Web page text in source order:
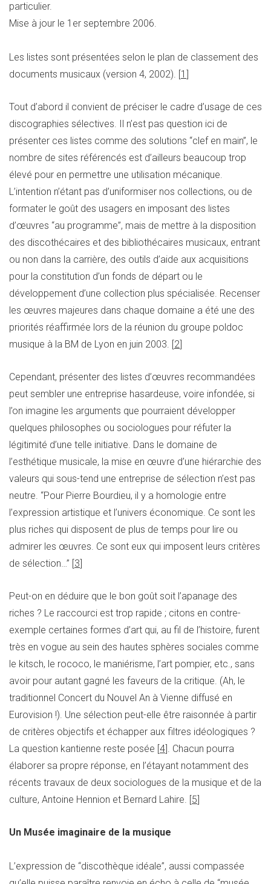
particulier.
Mise à jour le 1er septembre 2006.
Les listes sont présentées selon le plan de classement des
documents musicaux (version 4, 2002). [1 ]
Tout d’abord il convient de préciser le cadre d’usage de ces
discographies sélectives. Il n’est pas question ici de
présenter ces listes comme des solutions “clef en main”, le
nombre de sites référencés est d’ailleurs beaucoup trop
élevé pour en permettre une utilisation mécanique.
L’intention n’étant pas d’uniformiser nos collections, ou de
formater le goût des usagers en imposant des listes
d’œuvres “au programme”, mais de mettre à la disposition
des discothécaires et des bibliothécaires musicaux, entrant
ou non dans la carrière, des outils d’aide aux acquisitions
pour la constitution d’un fonds de départ ou le
développement d’une collection plus spécialisée. Recenser
les œuvres majeures dans chaque domaine a été une des
priorités réaffirmée lors de la réunion du groupe poldoc
musique à la BM de Lyon en juin 2003. [2]
Cependant, présenter des listes d’œuvres recommandées
peut sembler une entreprise hasardeuse, voire infondée, si
l’on imagine les arguments que pourraient développer
quelques philosophes ou sociologues pour réfuter la
légitimité d’une telle initiative. Dans le domaine de
l’esthétique musicale, la mise en œuvre d’une hiérarchie des
valeurs qui sous-tend une entreprise de sélection n’est pas
neutre. “Pour Pierre Bourdieu, il y a homologie entre
l’expression artistique et l’univers économique. Ce sont les
plus riches qui disposent de plus de temps pour lire ou
admirer les œuvres. Ce sont eux qui imposent leurs critères
de sélection…” [3]
Peut-on en déduire que le bon goût soit l’apanage des
riches ? Le raccourci est trop rapide ; citons en contre-
exemple certaines formes d’art qui, au fil de l’histoire, furent
très en vogue au sein des hautes sphères sociales comme
le kitsch, le rococo, le maniérisme, l’art pompier, etc., sans
avoir pour autant gagné les faveurs de la critique. (Ah, le
traditionnel Concert du Nouvel An à Vienne diffusé en
Eurovision !). Une sélection peut-elle être raisonnée à partir
de critères objectifs et échapper aux filtres idéologiques ?
La question kantienne reste posée [4]. Chacun pourra
élaborer sa propre réponse, en l’étayant notamment des
récents travaux de deux sociologues de la musique et de la
culture, Antoine Hennion et Bernard Lahire. [5]
Un Musée imaginaire de la musique
L’expression de “discothèque idéale”, aussi compassée